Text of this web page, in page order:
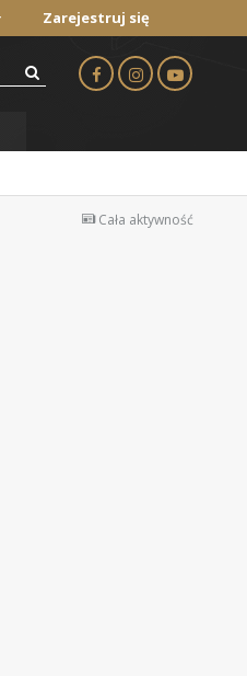
Zarejestruj się
Cała aktywność